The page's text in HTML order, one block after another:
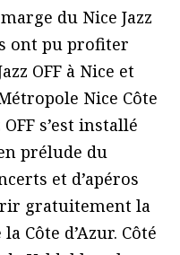
du Nice Jazz
ont pu profiter
OFF à Nice et
Nice Côte
s’est installé
prélude du
et d’apéros
gratuitement la
Côte d’Azur. Côté